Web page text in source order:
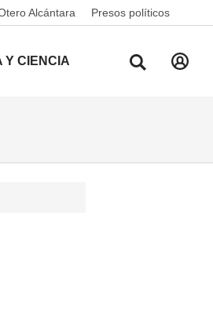
Alcántara Presos políticos
Y CIENCIA